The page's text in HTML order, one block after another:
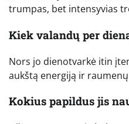
trumpas, bet intensyvias
Kiek valandų per
Nors jo dienotvarkė itin
aukštą energiją ir
Kokius papildus jis